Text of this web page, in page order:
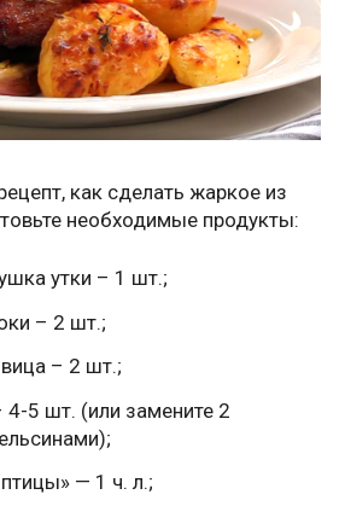
как сделать жаркое из
необходимые продукты:
утки – 1 шт.;
– 2 шт.;
– 2 шт.;
5 шт. (или замените 2
— 1 ч. л.;